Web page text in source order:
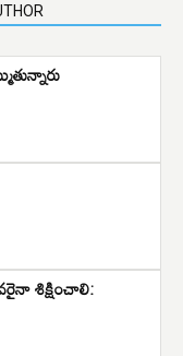
శిక్షించాలి: